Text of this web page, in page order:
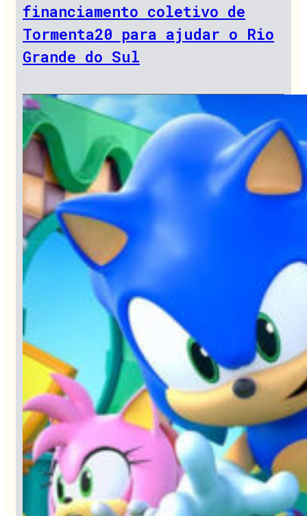
financiamento coletivo de
Tormenta20 para ajudar o Rio
Grande do Sul